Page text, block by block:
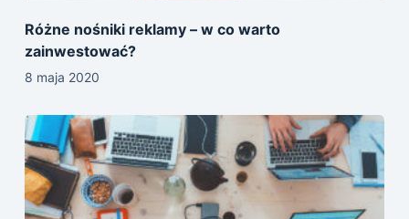
Różne nośniki reklamy – w co warto
zainwestować?
8 maja 2020